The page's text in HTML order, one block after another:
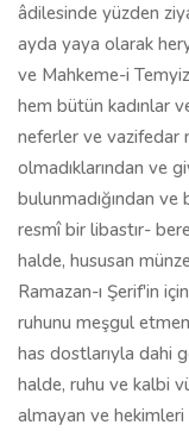
âdilesinde yüzden
ayda yaya olarak
ve Mahkeme-i
hem bütün kadınlar
neferler ve vazifedar
olmadıklarından ve
bulunmadığından
resmî bir libastır-
halde, hususan
Ramazan-ı Şerif'in
ruhunu meşgul
has dostlarıyla dahi
halde, ruhu ve kalbi
almayan ve